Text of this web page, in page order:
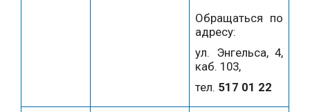
Обращаться по
адресу:
ул. Энгельса, 4,
каб. 103,
тел. 517 01 22